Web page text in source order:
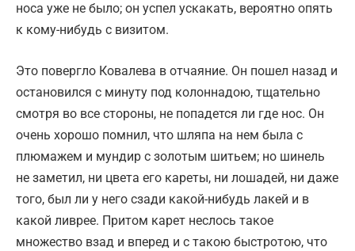
носа уже не было; он успел ускакать, вероятно опять
к кому-нибудь с визитом.
Это повергло Ковалева в отчаяние. Он пошел назад и
остановился с минуту под колоннадою, тщательно
смотря во все стороны, не попадется ли где нос. Он
очень хорошо помнил, что шляпа на нем была с
плюмажем и мундир с золотым шитьем; но шинель
не заметил, ни цвета его кареты, ни лошадей, ни даже
того, был ли у него сзади какой-нибудь лакей и в
какой ливрее. Притом карет неслось такое
множество взад и вперед и с такою быстротою, что